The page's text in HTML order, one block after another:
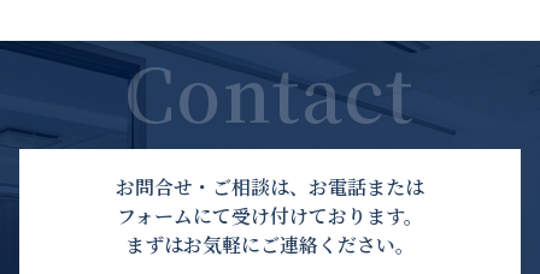
お問合せ・ご相談は、お電話または
フォームにて受け付けております。
まずはお気軽にご連絡ください。